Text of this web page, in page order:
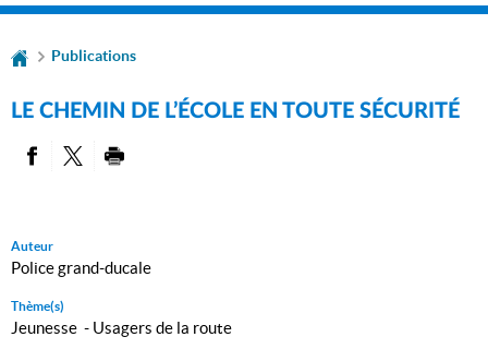
Menu
Publications
LE CHEMIN DE L’ÉCOLE EN TOUTE SÉCURITÉ
Auteur
Police grand-ducale
Thème(s)
Jeunesse - Usagers de la route